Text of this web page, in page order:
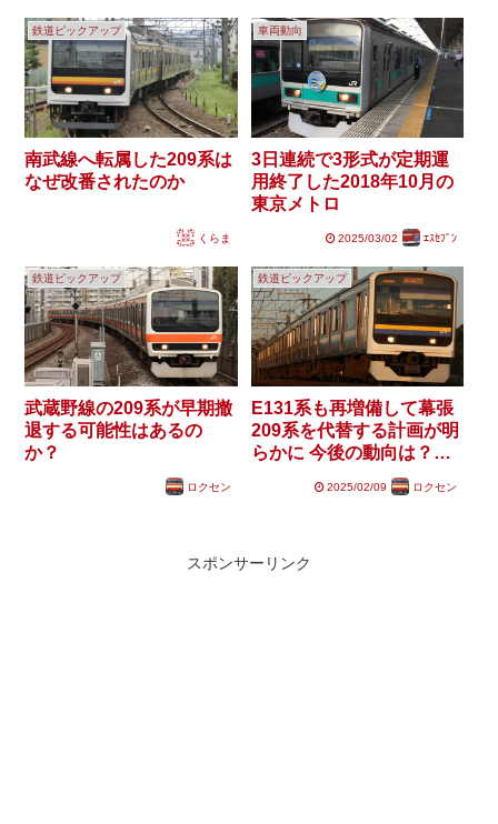
鉄道ピックアップ
南武線へ転属した209系は
なぜ改番されたのか
くらま
車両動向
3日連続で3形式が定期運
用終了した2018年10月の
東京メトロ
2025/03/02 ｴｽｾﾌﾞﾝ
鉄道ピックアップ
武蔵野線の209系が早期撤
退する可能性はあるの
か？
ロクセン
鉄道ピックアップ
E131系も再増備して幕張
209系を代替する計画が明
らかに 今後の動向は？【
2025/02/09 ロクセン
スポンサーリンク